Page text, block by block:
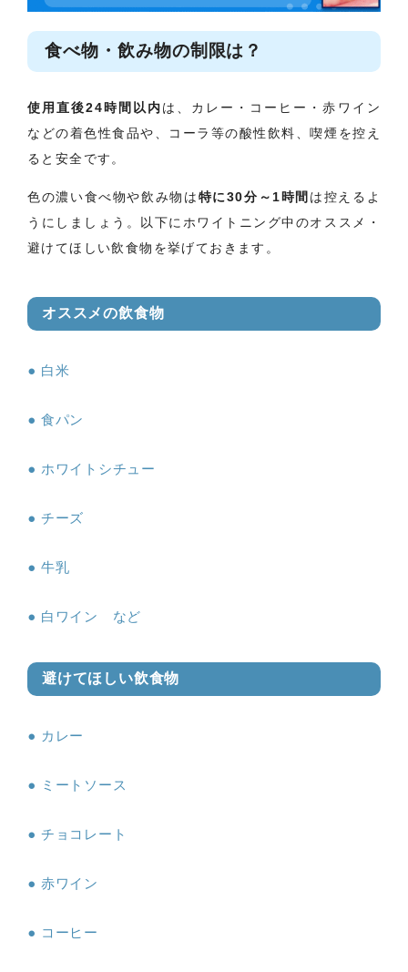
食べ物・飲み物の制限は？
使用直後24時間以内は、カレー・コーヒー・赤ワイン
などの着色性食品や、コーラ等の酸性飲料、喫煙を控え
ると安全です。
色の濃い食べ物や飲み物は特に30分～1時間 は控えるよ
うにしましょう。以下にホワイトニング中のオススメ・
避けてほしい飲食物を挙げておきます。
オススメの飲食物
白米
食パン
ホワイトシチュー
チーズ
牛乳
白ワイン など
避けてほしい飲食物
カレー
ミートソース
チョコレート
赤ワイン
コーヒー